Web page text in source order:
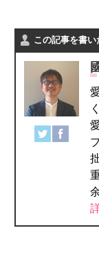
この記事を書い